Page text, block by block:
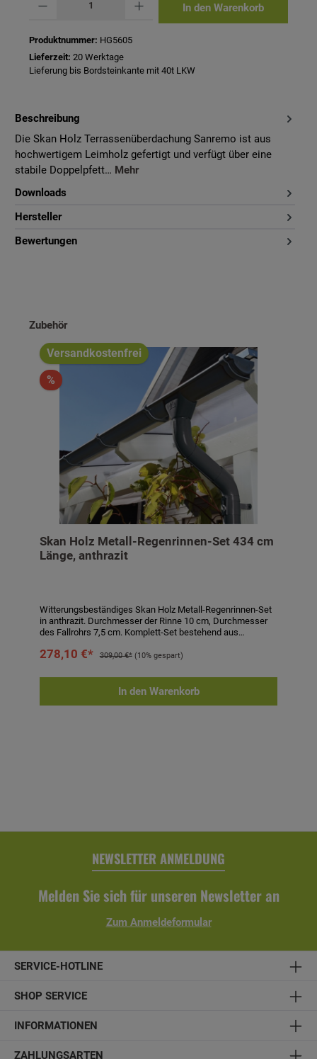
In den Warenkorb
Produktnummer: HG5605
Lieferzeit: 20 Werktage
Lieferung bis Bordsteinkante mit 40t LKW
Beschreibung
Die Skan Holz Terrassenüberdachung Sanremo ist aus
hochwertigem Leimholz gefertigt und verfügt über eine
stabile Doppelpfett… Mehr
Downloads
Hersteller
Bewertungen
Produktgalerie überspringen
Zubehör
Versandkostenfrei
%
Skan Holz Metall-Regenrinnen-Set 434 cm
Länge, anthrazit
Witterungsbeständiges Skan Holz Metall-Regenrinnen-Set
in anthrazit. Durchmesser der Rinne 10 cm, Durchmesser
des Fallrohrs 7,5 cm. Komplett-Set bestehend aus
Verbindungselementen, Rohrschellen, Regenrinnenhaltern,
Einfaches Stecken und Verklemmen der Teile, einmaliges
Verkleben der Rinnenendstücke und Rinnenverbinder durch
278,10 €* 309,00 €* (10% gespart)
In den Warenkorb
NEWSLETTER ANMELDUNG
Melden Sie sich für unseren Newsletter an
Zum Anmeldeformular
SERVICE-HOTLINE
SHOP SERVICE
INFORMATIONEN
ZAHLUNGSARTEN